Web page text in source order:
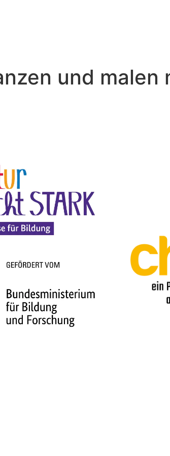
und malen